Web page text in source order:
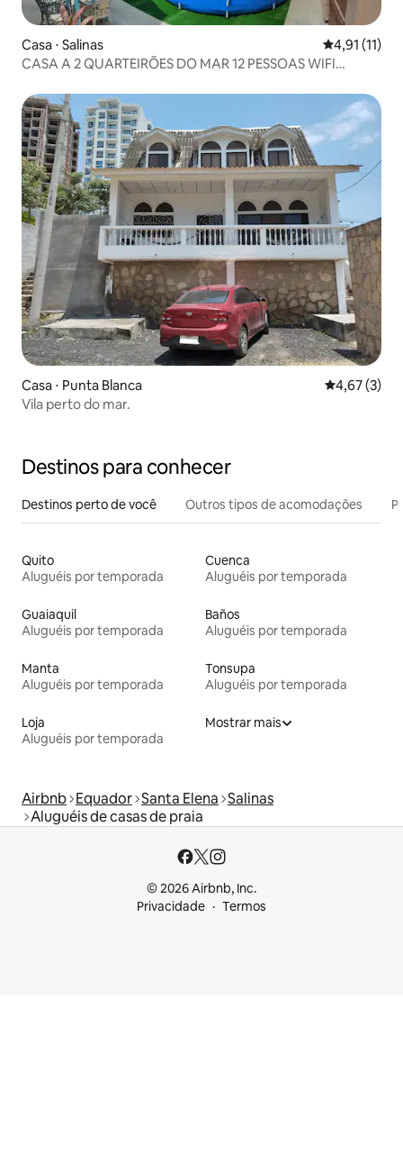
Casa ⋅ Salinas 4,91 de uma
4,91 (11)
CASA A 2 QUARTEIRÕES DO MAR 12 PESSOAS WIFI
Casa ⋅ Punta Blanca 4,67 de
4,67 (3)
Vila perto do mar.
Destinos para conhecer
Destinos perto de você Outros tipos de acomodações
Quito
Aluguéis por temporada
Cuenca
Aluguéis por temporada
Guaiaquil
Aluguéis por temporada
Baños
Aluguéis por temporada
Manta
Aluguéis por temporada
Tonsupa
Aluguéis por temporada
Loja
Aluguéis por temporada
Mostrar mais
Airbnb Equador Santa Elena Salinas
Aluguéis de casas de praia
© 2026 Airbnb, Inc.
Privacidade
Termos